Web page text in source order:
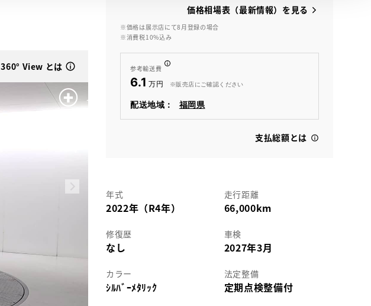
360° View とは View
価格相場表（最新情報）を見る
※価格は展示店にて8月登録の場合
※消費税10%込み
参考輸送費
6.1 ※販売店にご確認ください
配送地域： 福岡県
支払総額とは
年式
2022年（R4年）
走行距離
66,000km
修復歴
なし
車検
2027年3月
カラー
ｼﾙﾊﾞｰﾒﾀﾘｯｸ
法定整備
定期点検整備付